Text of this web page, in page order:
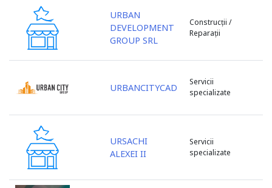
s. Țințareni
s. Todirești
s. Tohatin
s. Trușeni
s. Valcineț
sat Huzun
sat. Lozova
sat. Vorniceni
sat.Tipova
Sîngera
URBAN
DEVELOPMENT
GROUP SRL
Construcții /
Reparații
URBANCITYCAD
Servicii
specializate
URSACHI
ALEXEI II
Servicii
specializate